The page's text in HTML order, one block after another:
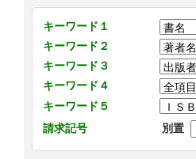
キーワード１
キーワード２
キーワード３
キーワード４
キーワード５
請求記号
別置